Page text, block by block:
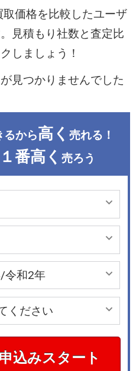
価格を比較したユーザ
見積もり社数と査定比
しましょう！
見つかりませんでした
るから高く 売れる！
１番高く 売ろう
込みスタート